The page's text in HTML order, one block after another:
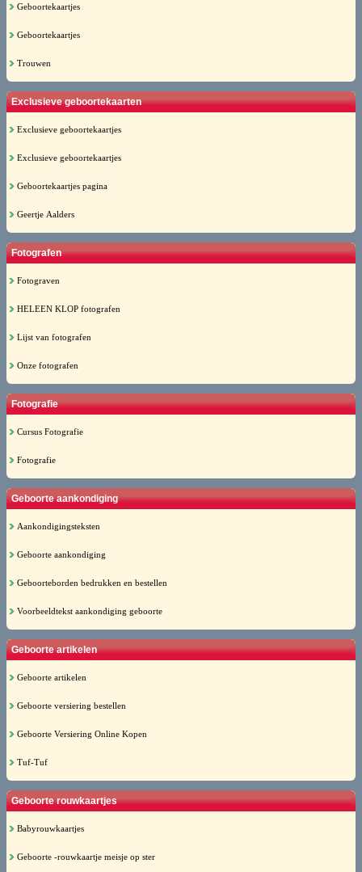
Geboortekaartjes
Geboortekaartjes
Trouwen
Exclusieve geboortekaarten
Exclusieve geboortekaartjes
Exclusieve geboortekaartjes
Geboortekaartjes pagina
Geertje Aalders
Fotografen
Fotograven
HELEEN KLOP fotografen
Lijst van fotografen
Onze fotografen
Fotografie
Cursus Fotografie
Fotografie
Geboorte aankondiging
Aankondigingsteksten
Geboorte aankondiging
Geboorteborden bedrukken en bestellen
Voorbeeldtekst aankondiging geboorte
Geboorte artikelen
Geboorte artikelen
Geboorte versiering bestellen
Geboorte Versiering Online Kopen
Tuf-Tuf
Geboorte rouwkaartjes
Babyrouwkaartjes
Geboorte -rouwkaartje meisje op ster